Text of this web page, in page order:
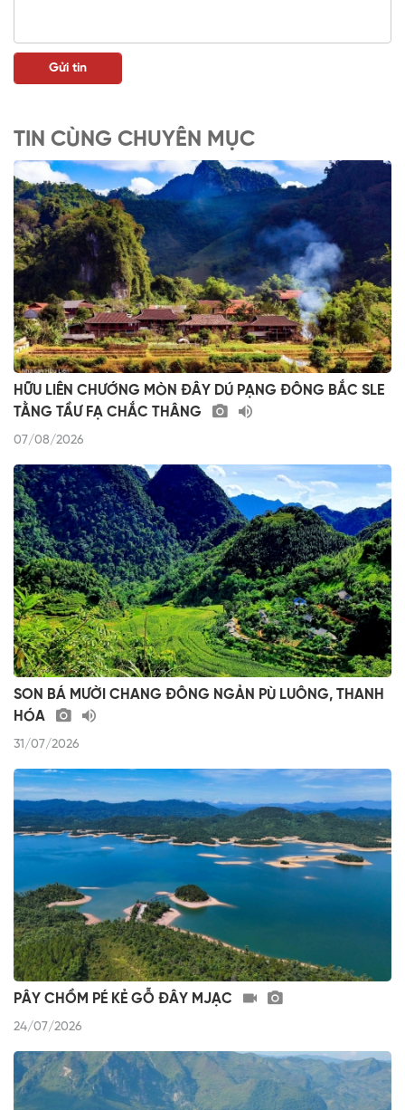
TIN CÙNG CHUYÊN MỤC
HỮU LIÊN CHƯỚNG MÒN ĐÂY DÚ PẠNG ĐÔNG BẮC SLE
TẰNG TẦƯ FẠ CHẮC THÂNG
07/08/2026
SON BÁ MƯỜI CHANG ĐÔNG NGẢN PÙ LUÔNG, THANH
HÓA
31/07/2026
PÂY CHỒM PÉ KẺ GỖ ĐÂY MJẠC
24/07/2026